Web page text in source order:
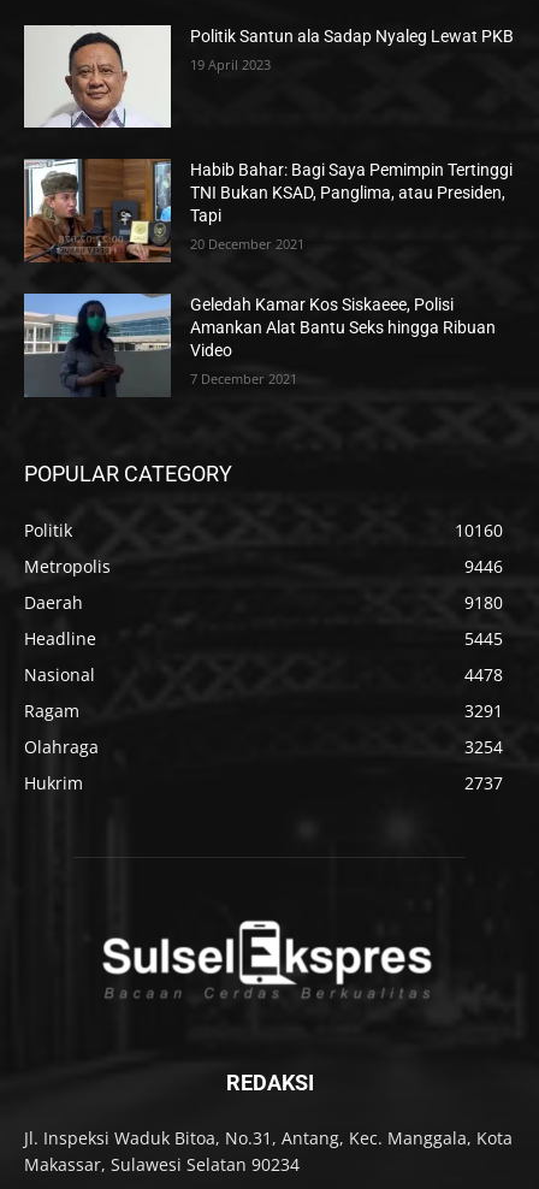
Politik Santun ala Sadap Nyaleg Lewat PKB
19 April 2023
Habib Bahar: Bagi Saya Pemimpin Tertinggi
TNI Bukan KSAD, Panglima, atau Presiden,
Tapi
20 December 2021
Geledah Kamar Kos Siskaeee, Polisi
Amankan Alat Bantu Seks hingga Ribuan
Video
7 December 2021
POPULAR CATEGORY
Politik
10160
Metropolis
9446
Daerah
9180
Headline
5445
Nasional
4478
Ragam
3291
Olahraga
3254
Hukrim
2737
REDAKSI
Jl. Inspeksi Waduk Bitoa, No.31, Antang, Kec. Manggala, Kota
Makassar, Sulawesi Selatan 90234